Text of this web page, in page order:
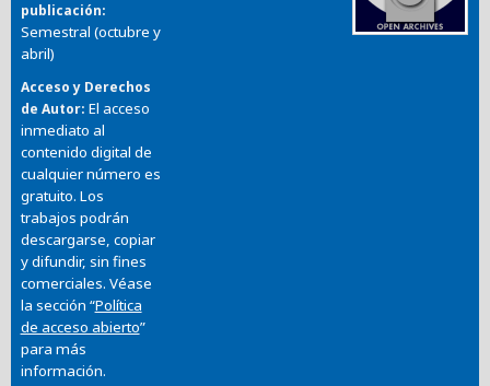
publicación
Semestral (octubre y
abril)
Acceso y Derechos
de Autor El acceso
inmediato al
contenido digital de
cualquier número es
gratuito. Los
trabajos podrán
descargarse, copiar
y difundir, sin fines
comerciales. Véase
la sección “Política
de acceso abierto”
para más
información.